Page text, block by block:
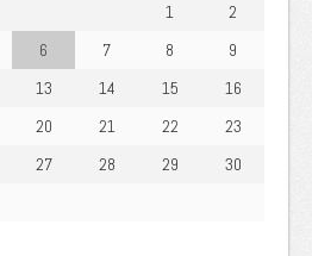
1
2
6 7 8
9
13 14 15
16
20 21 22
23
27 28 29
30